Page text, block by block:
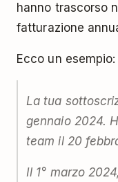
hanno trascorso
fatturazione
Ecco un esempio:
La tua
gennaio 2024.
team il 20
Il 1° marzo